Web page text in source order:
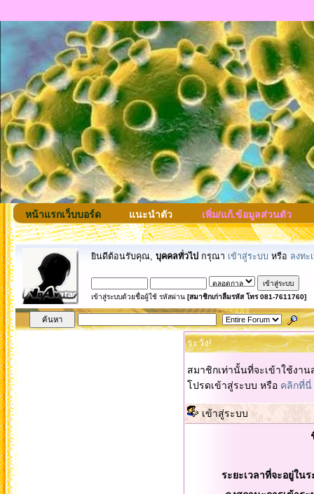
หน้าแรกเว็บบอร์ด แนะนำตัว เพิ่ม/แก้.ข้อมูลส่วนตัว
ยินดีต้อนรับคุณ, บุคคลทั่วไป กรุณา เข้าสู่ระบบ หรือ ลงทะ
เข้าสู่ระบบด้วยชื่อผู้ใช้ รหัสผ่าน [สมาชิกเก่าลืมรหัส โทร 081-7611760]
ระวัง!
สมาชิกเท่านั้นที่จะเข้าใช้งา
โปรดเข้าสู่ระบบ หรือ คลิกที่นี่
เข้าสู่ระบบ
ระยะเวลาที่จะอยู่ใน